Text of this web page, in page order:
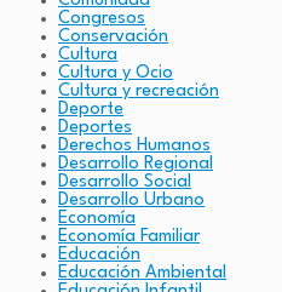
Congresos
Conservación
Cultura
Cultura y Ocio
Cultura y recreación
Deporte
Deportes
Derechos Humanos
Desarrollo Regional
Desarrollo Social
Desarrollo Urbano
Economía
Economía Familiar
Educación
Educación Ambiental